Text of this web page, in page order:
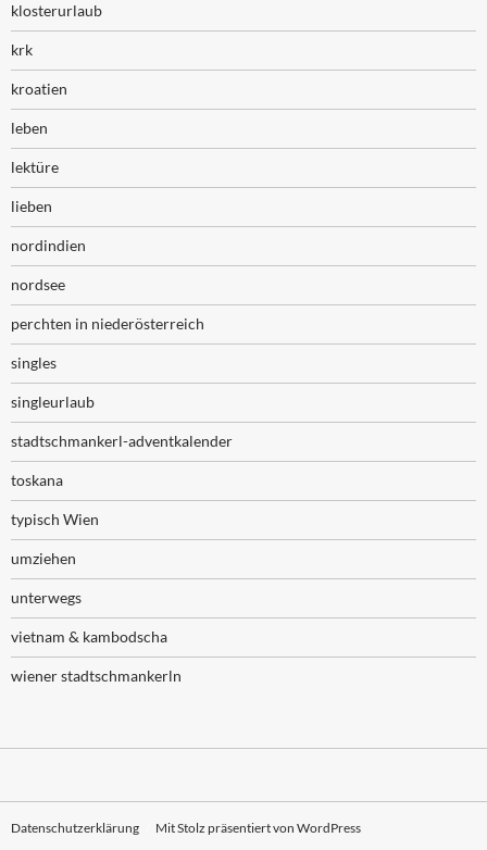
klosterurlaub
krk
kroatien
leben
lektüre
lieben
nordindien
nordsee
perchten in niederösterreich
singles
singleurlaub
stadtschmankerl-adventkalender
toskana
typisch Wien
umziehen
unterwegs
vietnam & kambodscha
wiener stadtschmankerln
Datenschutzerklärung Mit Stolz präsentiert von WordPress